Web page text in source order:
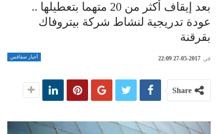
بعد إيقاف أكثر من 20 متهما بتعطيلها ..
عودة تدريجية لنشاط شركة بيتروفاك
بقرقنة
أخبار صفاقس في 2017-05-27 22:09
Share